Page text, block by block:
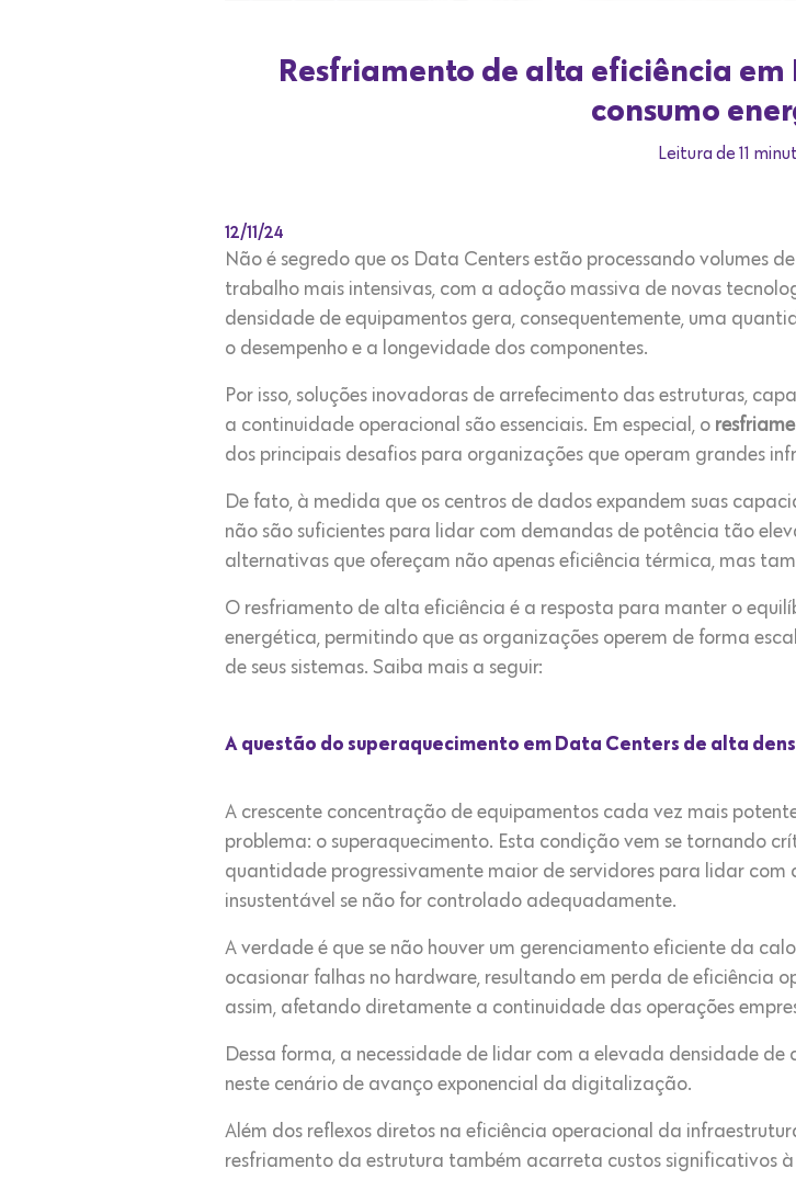
Resfriamento de alta eficiência
consumo
Leitura de 11
12/11/24
Não é segredo que os Data Centers estão processando volumes
trabalho mais intensivas, com a adoção massiva de novas
densidade de equipamentos gera, consequentemente, uma
o desempenho e a longevidade dos componentes.
Por isso, soluções inovadoras de arrefecimento das estruturas,
a continuidade operacional são essenciais. Em especial, o
dos principais desafios para organizações que operam grandes
De fato, à medida que os centros de dados expandem suas
não são suficientes para lidar com demandas de potência tão
alternativas que ofereçam não apenas eficiência térmica, mas
O resfriamento de alta eficiência é a resposta para manter o
energética, permitindo que as organizações operem de forma
de seus sistemas. Saiba mais a seguir:
A questão do superaquecimento em Data Centers de alta
A crescente concentração de equipamentos cada vez mais
problema: o superaquecimento. Esta condição vem se tornando
quantidade progressivamente maior de servidores para lidar com
insustentável se não for controlado adequadamente.
A verdade é que se não houver um gerenciamento eficiente da
ocasionar falhas no hardware, resultando em perda de eficiência
assim, afetando diretamente a continuidade das operações
Dessa forma, a necessidade de lidar com a elevada densidade de
neste cenário de avanço exponencial da digitalização.
Além dos reflexos diretos na eficiência operacional da
resfriamento da estrutura também acarreta custos significativos